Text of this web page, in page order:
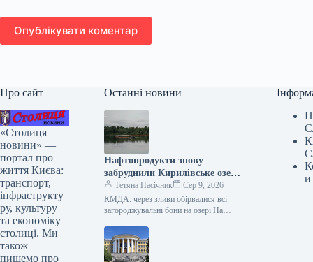
Опублікувати коментар
Про сайт
«Столиця
новини» —
портал про
життя Києва:
транспорт,
інфраструкту
ру, культуру
та економіку
столиці. Ми
також
пишемо про
Останні новини
Нафтопродукти знову
забруднили Кирилівське озеро
у Києві.
Тетяна Пасічник
Сер 9, 2026
КМДА: через зливи обірвалися всі
загороджувальні бони на озері На
Сирець у столиці знову зафіксовано…
и